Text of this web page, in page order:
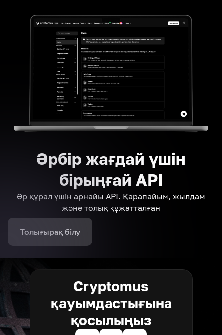
Әрбір жағдай үшін
бірыңғай API
Әр құрал үшін арнайы API. Қарапайым, жылдам
және толық құжатталған
Толығырақ білу
Cryptomus
қауымдастығына
қосылыңыз